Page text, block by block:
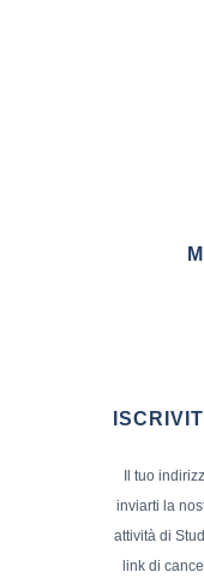
Il tuo
inviarti la
attività di
link di